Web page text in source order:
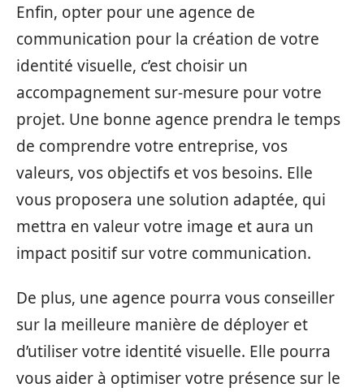
Enfin, opter pour une agence de
communication pour la création de votre
identité visuelle, c’est choisir un
accompagnement sur-mesure pour votre
projet. Une bonne agence prendra le temps
de comprendre votre entreprise, vos
valeurs, vos objectifs et vos besoins. Elle
vous proposera une solution adaptée, qui
mettra en valeur votre image et aura un
impact positif sur votre communication.
De plus, une agence pourra vous conseiller
sur la meilleure manière de déployer et
d’utiliser votre identité visuelle. Elle pourra
vous aider à optimiser votre présence sur le